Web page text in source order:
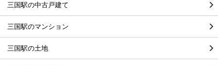
三国駅の中古戸建て
三国駅のマンション
三国駅の土地